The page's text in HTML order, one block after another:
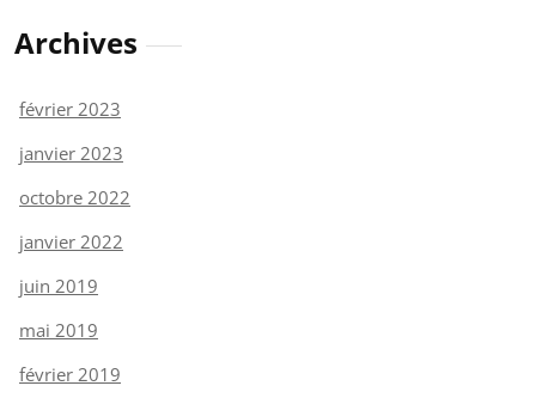
Archives
février 2023
janvier 2023
octobre 2022
janvier 2022
juin 2019
mai 2019
février 2019